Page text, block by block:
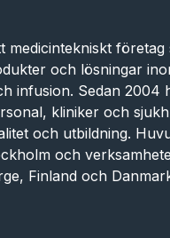
medicintekniskt företag
och lösningar
infusion. Sedan 2004
kliniker och
och utbildning.
och
Finland och